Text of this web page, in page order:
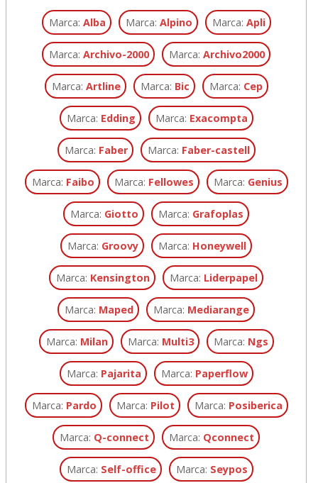
Marca: Alba Marca: Alpino Marca: Apli
Marca:Archivo-2000 Marca:Archivo2000
Marca: Artline Marca: Bic Marca: Cep
Marca: Edding Marca: Exacompta
Marca: Faber Marca: Faber-castell
Marca: Faibo Marca: Fellowes Marca: Genius
Marca: Giotto Marca: Grafoplas
Marca: Groovy Marca: Honeywell
Marca: Kensington Marca: Liderpapel
Marca: Maped Marca: Mediarange
Marca: Milan Marca: Multi3 Marca: Ngs
Marca: Pajarita Marca: Paperflow
Marca: Pardo Marca: Pilot Marca: Posiberica
Marca: Q-connect Marca: Qconnect
Marca: Self-office Marca: Seypos